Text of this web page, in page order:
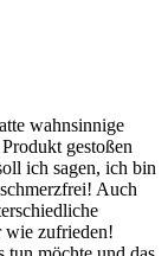
wahnsinnige
gestoßen
ich sagen, ich bin
Auch
wie zufrieden!